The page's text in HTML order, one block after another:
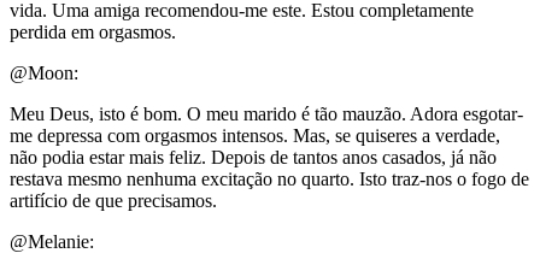
vida. Uma amiga recomendou-me este. Estou completamente
perdida em orgasmos.
@Moon:
Meu Deus, isto é bom. O meu marido é tão mauzão. Adora esgotar-
me depressa com orgasmos intensos. Mas, se quiseres a verdade,
não podia estar mais feliz. Depois de tantos anos casados, já não
restava mesmo nenhuma excitação no quarto. Isto traz-nos o fogo de
artifício de que precisamos.
@Melanie: